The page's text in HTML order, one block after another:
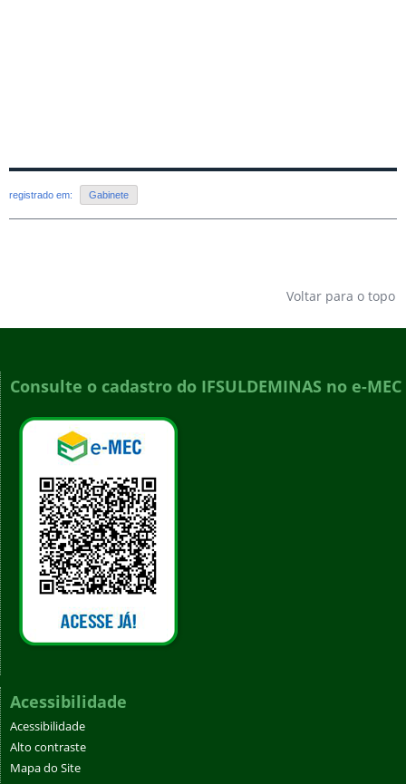
registrado em: Gabinete
Voltar para o topo
Consulte o cadastro do IFSULDEMINAS no e-MEC
Acessibilidade
Acessibilidade
Alto contraste
Mapa do Site